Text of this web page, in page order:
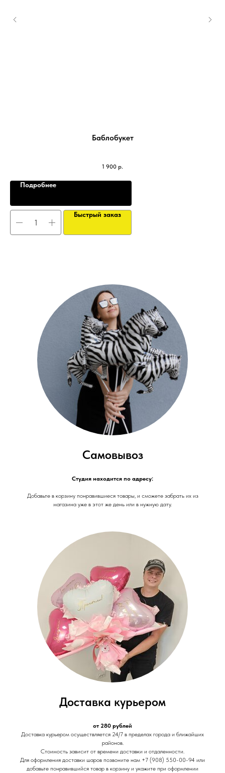
Баблобукет
1 900 р.
Подробнее
Быстрый заказ
Самовывоз
Студия находится по адресу:
Добавьте в корзину понравившиеся товары, и сможете забрать их из
магазина уже в этот же день или в нужную дату.
Доставка курьером
от 280 рублей
Доставка курьером осуществляется 24/7 в пределах города и ближайших
районов.
Стоимость зависит от времени доставки и отдаленности.
Для оформления доставки шаров позвоните нам +7 (908) 550-00-94 или
добавьте понравившийся товар в корзину и укажите при оформлении